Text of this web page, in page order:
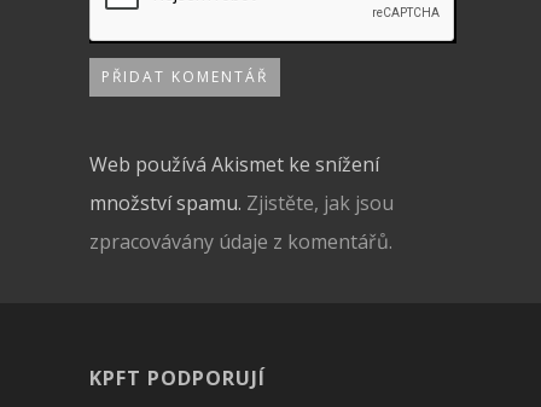
Web používá Akismet ke snížení
množství spamu. Zjistěte, jak jsou
zpracovávány údaje z komentářů.
KPFT PODPORUJÍ